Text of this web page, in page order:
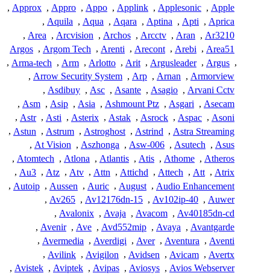
Apple
,
Applesonic
,
Applink
,
Appo
,
Appro
,
Approx
,
Aprica
,
Apti
,
Aptina
,
Aqara
,
Aqua
,
Aquila
,
Ar3210
,
Aran
,
Arcctv
,
Archos
,
Arcvision
,
Area
,
Area51
,
Arebi
,
Arecont
,
Arenti
,
Argom Tech
,
Argos
,
Argus
,
Argusleader
,
Arit
,
Arlotto
,
Arm
,
Arma-tech
,
Armorview
,
Arnan
,
Arp
,
Arrow Security System
,
Arvani Cctv
,
Asagio
,
Asante
,
Asc
,
Asdibuy
,
Asecam
,
Asgari
,
Ashmount Ptz
,
Asia
,
Asip
,
Asm
,
Asoni
,
Aspac
,
Asrock
,
Astak
,
Asterix
,
Asti
,
Astr
,
Astra Streaming
,
Astrind
,
Astroghost
,
Astrum
,
Astun
,
Asus
,
Asutech
,
Asw-006
,
Aszhonga
,
At Vision
,
Atheros
,
Athome
,
Atis
,
Atlantis
,
Atlona
,
Atomtech
,
Atrix
,
Att
,
Attech
,
Attichd
,
Attn
,
Atv
,
Atz
,
Au3
,
Audio Enhancement
,
August
,
Auric
,
Aussen
,
Autoip
,
Auwer
,
Av102ip-40
,
Av12176dn-15
,
Av265
,
Av40185dn-cd
,
Avacom
,
Avaja
,
Avalonix
,
Avantgarde
,
Avaya
,
Avd552mip
,
Ave
,
Avenir
,
Aventi
,
Aventura
,
Aver
,
Averdigi
,
Avermedia
,
Avertx
,
Avicam
,
Avidsen
,
Avigilon
,
Avilink
,
Avios Webserver
,
Aviosys
,
Avipas
,
Aviptek
,
Avistek
,